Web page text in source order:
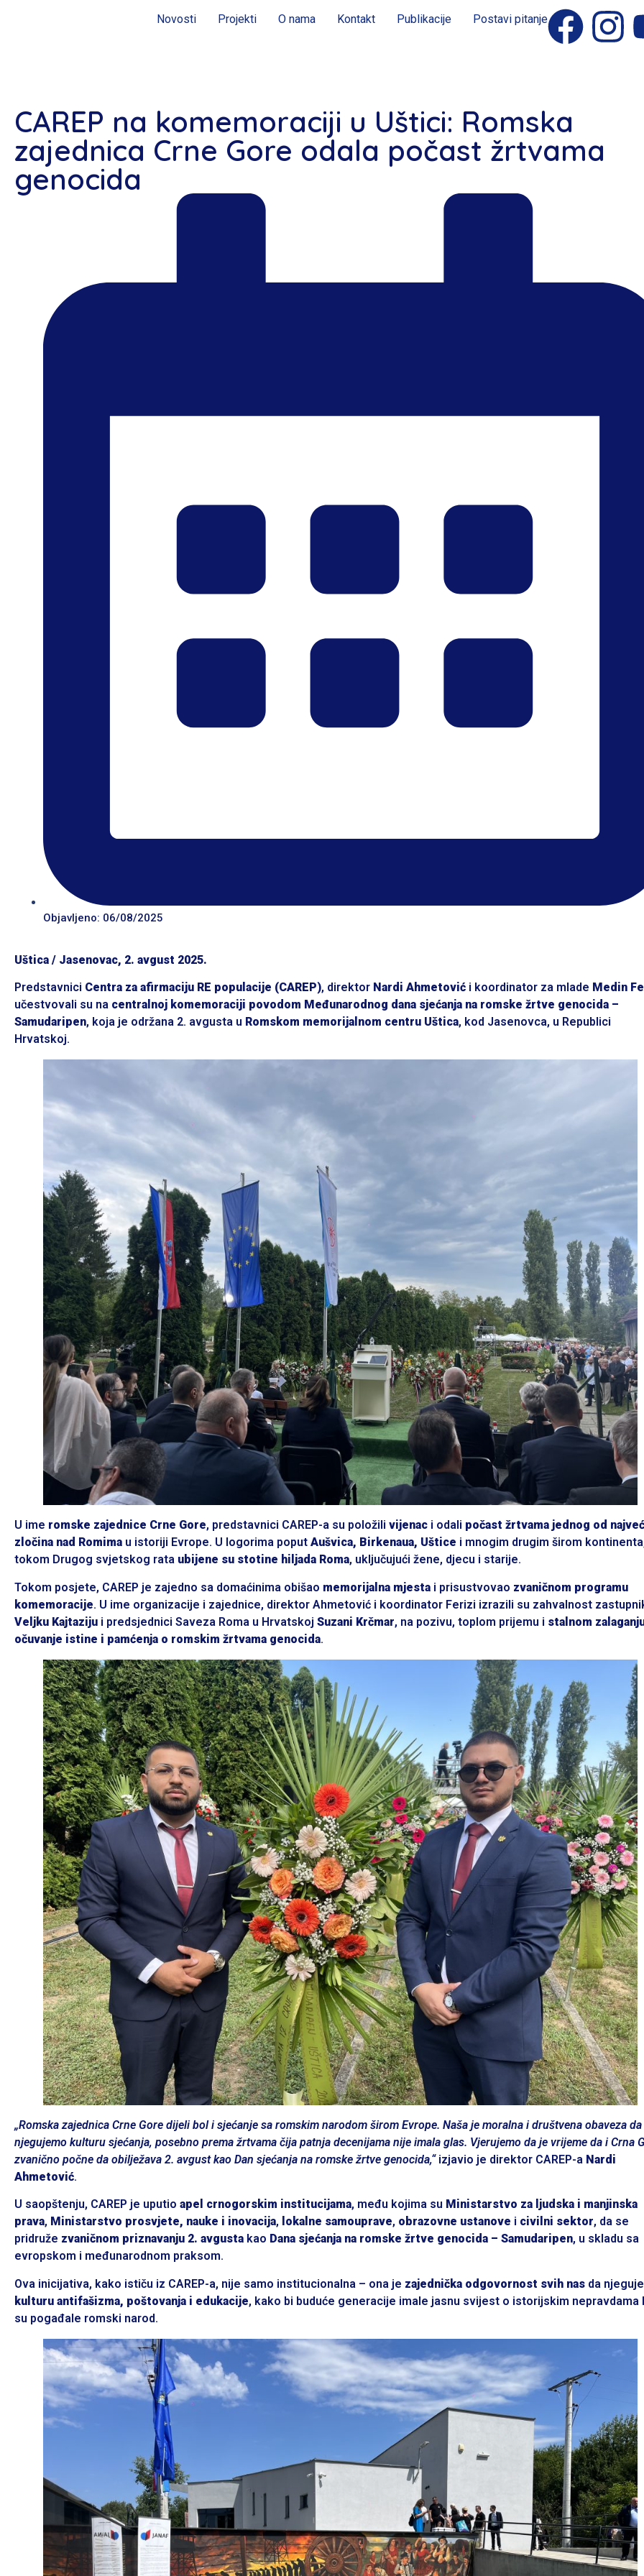
Novosti Projekti O nama Kontakt Publikacije Postavi pitanje
CAREP na komemoraciji u Uštici: Romska
zajednica Crne Gore odala počast žrtvama
genocida
Objavljeno: 06/08/2025
Uštica / Jasenovac, 2. avgust 2025.
Predstavnici Centra za afirmaciju RE populacije (CAREP), direktor Nardi Ahmetović i koordinator za mlade Medin
učestvovali su na centralnoj komemoraciji povodom Međunarodnog dana sjećanja na romske žrtve genocida –
Samudaripen, koja je održana 2. avgusta u Romskom memorijalnom centru Uštica, kod Jasenovca, u Republici
Hrvatskoj.
U ime romske zajednice Crne Gore, predstavnici CAREP-a su položili vijenac i odali počast žrtvama jednog od
zločina nad Romima u istoriji Evrope. U logorima poput Aušvica, Birkenaua, Uštice i mnogim drugim širom
tokom Drugog svjetskog rata ubijene su stotine hiljada Roma, uključujući žene, djecu i starije.
Tokom posjete, CAREP je zajedno sa domaćinima obišao memorijalna mjesta i prisustvovao zvaničnom programu
komemoracije. U ime organizacije i zajednice, direktor Ahmetović i koordinator Ferizi izrazili su zahvalnost
Veljku Kajtaziju i predsjednici Saveza Roma u Hrvatskoj Suzani Krčmar, na pozivu, toplom prijemu i stalnom
očuvanje istine i pamćenja o romskim žrtvama genocida.
„Romska zajednica Crne Gore dijeli bol i sjećanje sa romskim narodom širom Evrope. Naša je moralna i društvena obaveza da
njegujemo kulturu sjećanja, posebno prema žrtvama čija patnja decenijama nije imala glas. Vjerujemo da je vrijeme da i Crna
zvanično počne da obilježava 2. avgust kao Dan sjećanja na romske žrtve genocida,“izjavio je direktor CAREP-a Nardi
Ahmetović.
U saopštenju, CAREP je uputio apel crnogorskim institucijama, među kojima su Ministarstvo za ljudska i manjinska
prava, Ministarstvo prosvjete, nauke i inovacija, lokalne samouprave, obrazovne ustanove i civilni sektor, da se
pridruže zvaničnom priznavanju 2. avgusta kao Dana sjećanja na romske žrtve genocida – Samudaripen, u skladu sa
evropskom i međunarodnom praksom.
Ova inicijativa, kako ističu iz CAREP-a, nije samo institucionalna – ona je zajednička odgovornost svih nas da
kulturu antifašizma, poštovanja i edukacije, kako bi buduće generacije imale jasnu svijest o istorijskim nepravdama
su pogađale romski narod.